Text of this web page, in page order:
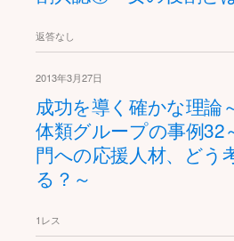
返答なし
2013年3月27日
成功を導く確かな理論
体類グループの事例32
門への応援人材、どう
る？～
1レス